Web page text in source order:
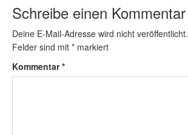
Schreibe einen Kommentar
Deine E-Mail-Adresse wird nicht veröffentlicht.
Felder sind mit * markiert
Kommentar*